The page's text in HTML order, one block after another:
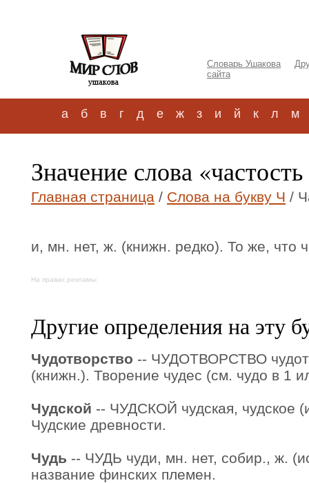
Словарь Ушакова
сайта
а б в г д е ж з и й к л м
Значение слова
Главная страница / Слова на букву Ч /
и, мн. нет, ж. (книжн. редко). То же, что
На правах рекламы:
Другие определения на эту
Чудотворство -- ЧУДОТВОРСТВО
(книжн.). Творение чудес (см. чудо в 1
Чудской -- ЧУДСКОЙ чудская, чудское
Чудские древности.
Чудь -- ЧУДЬ чуди, мн. нет, собир., ж.
название финских племен.